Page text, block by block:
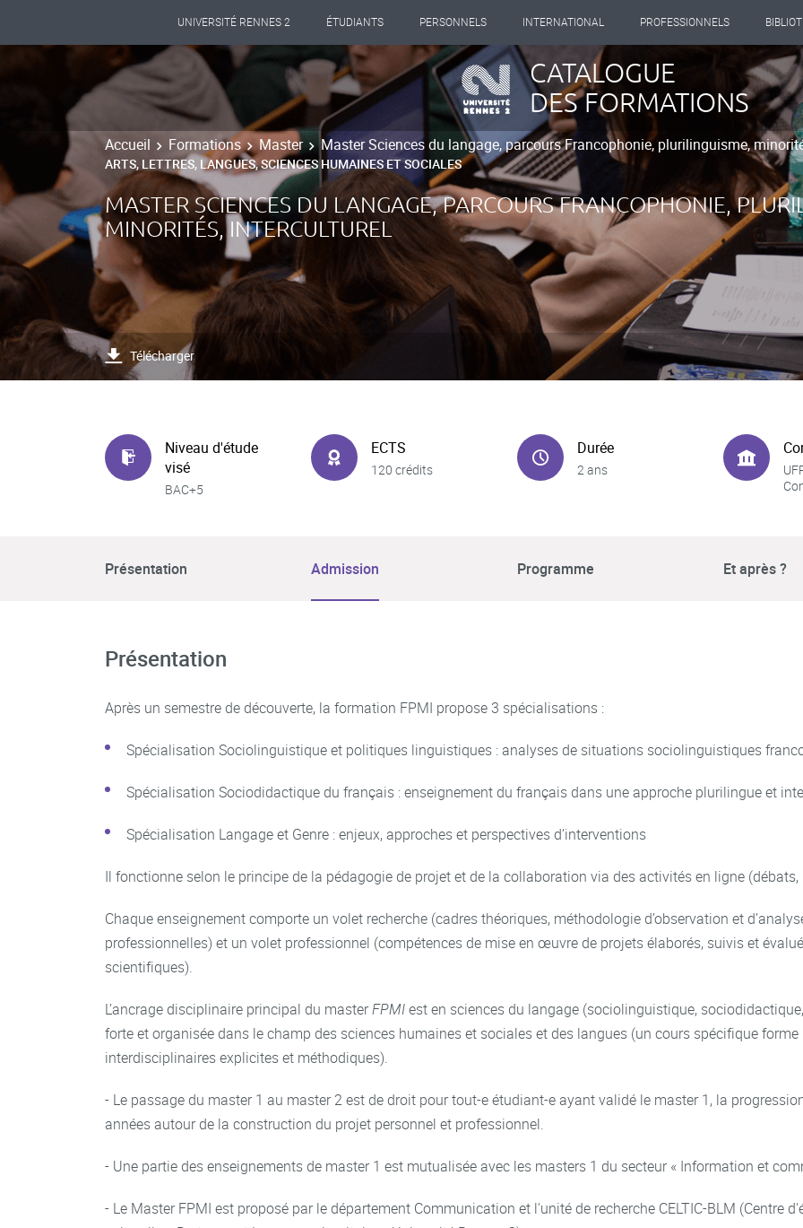
UNIVERSITÉ RENNES 2 ÉTUDIANTS PERSONNELS INTERNATIONAL PROFESSIONNELS
CATALOGUE
DES FORMATIONS
Accueil Formations Master Master Sciences du langage, parcours Francophonie, plurilinguisme,
ARTS, LETTRES, LANGUES, SCIENCES HUMAINES ET SOCIALES
MASTER SCIENCES DU LANGAGE, PARCOURS FRANCOPHONIE,
MINORITÉS, INTERCULTUREL
Télécharger
Niveau d'étude
visé
BAC+5
ECTS
120 crédits
Durée
2 ans
Présentation Admission Programme Et après ?
Présentation
Après un semestre de découverte, la formation FPMI propose 3 spécialisations :
Spécialisation Sociolinguistique et politiques linguistiques : analyses de situations sociolinguistiques
Spécialisation Sociodidactique du français : enseignement du français dans une approche plurilingue et
Spécialisation Langage et Genre : enjeux, approches et perspectives d’interventions
Il fonctionne selon le principe de la pédagogie de projet et de la collaboration via des activités en ligne
Chaque enseignement comporte un volet recherche (cadres théoriques, méthodologie d’observation et
professionnelles) et un volet professionnel (compétences de mise en œuvre de projets élaborés, suivis et
scientifiques).
L’ancrage disciplinaire principal du masterFPMIest en sciences du langage (sociolinguistique,
forte et organisée dans le champ des sciences humaines et sociales et des langues (un cours spécifique
interdisciplinaires explicites et méthodiques).
- Le passage du master 1 au master 2 est de droit pour tout-e étudiant-e ayant validé le master 1, la
années autour de la construction du projet personnel et professionnel.
- Une partie des enseignements de master 1 est mutualisée avec les masters 1 du secteur « Information et
- Le Master FPMI est proposé par le département Communication et l'unité de recherche CELTIC-BLM (Centre